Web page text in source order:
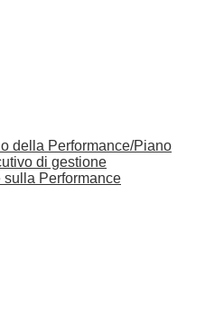
della Performance/Piano
di gestione
sulla Performance